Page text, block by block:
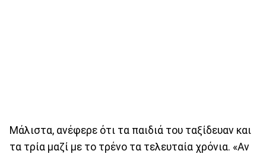
Μάλιστα, ανέφερε ότι τα παιδιά του ταξίδευαν και
τα τρία μαζί με το τρένο τα τελευταία χρόνια. «Αν